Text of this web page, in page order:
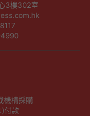
3樓302室
機構採購
付款